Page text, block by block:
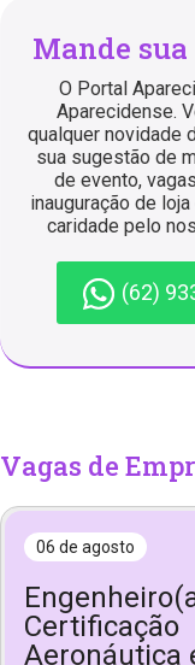
Mande sua
O Portal
Aparecidense.
qualquer novidade
sua sugestão de
de evento,
inauguração de
caridade pelo
(62)
Vagas de
06 de agosto
Certificação
Aeronáutica